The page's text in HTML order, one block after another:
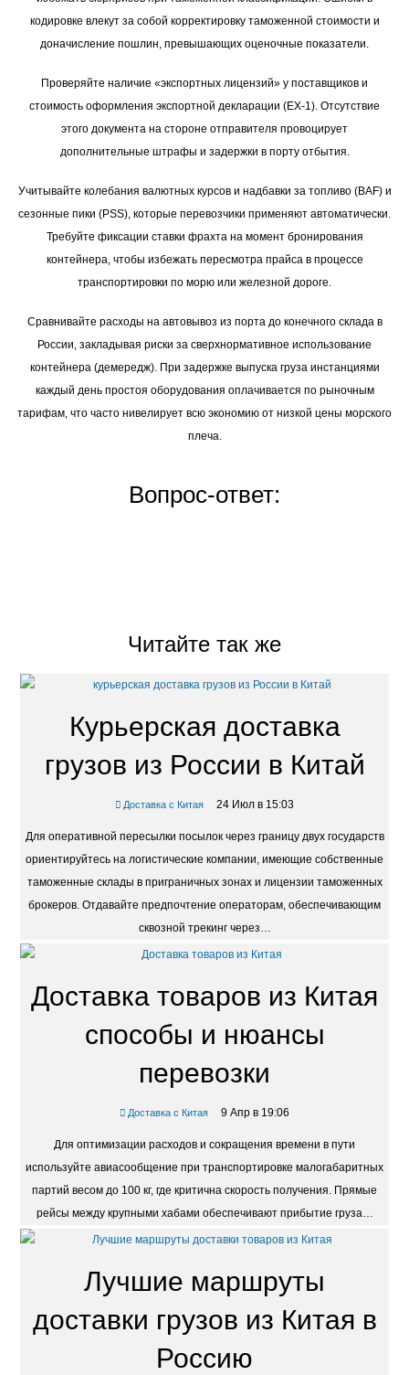
кодировке влекут за собой корректировку таможенной стоимости и
доначисление пошлин, превышающих оценочные показатели.
Проверяйте наличие «экспортных лицензий» у поставщиков и
стоимость оформления экспортной декларации (EX-1). Отсутствие
этого документа на стороне отправителя провоцирует
дополнительные штрафы и задержки в порту отбытия.
Учитывайте колебания валютных курсов и надбавки за топливо (BAF) и
сезонные пики (PSS), которые перевозчики применяют автоматически.
Требуйте фиксации ставки фрахта на момент бронирования
контейнера, чтобы избежать пересмотра прайса в процессе
транспортировки по морю или железной дороге.
Сравнивайте расходы на автовывоз из порта до конечного склада в
России, закладывая риски за сверхнормативное использование
контейнера (демередж). При задержке выпуска груза инстанциями
каждый день простоя оборудования оплачивается по рыночным
тарифам, что часто нивелирует всю экономию от низкой цены морского
плеча.
Вопрос-ответ:
Читайте так же
Курьерская доставка
грузов из России в Китай
Доставка с Китая 24 Июл в 15:03
Для оперативной пересылки посылок через границу двух государств
ориентируйтесь на логистические компании, имеющие собственные
таможенные склады в приграничных зонах и лицензии таможенных
брокеров. Отдавайте предпочтение операторам, обеспечивающим
сквозной трекинг через…
Доставка товаров из Китая
способы и нюансы
перевозки
Доставка с Китая 9 Апр в 19:06
Для оптимизации расходов и сокращения времени в пути
используйте авиасообщение при транспортировке малогабаритных
партий весом до 100 кг, где критична скорость получения. Прямые
рейсы между крупными хабами обеспечивают прибытие груза…
Лучшие маршруты
доставки грузов из Китая в
Россию